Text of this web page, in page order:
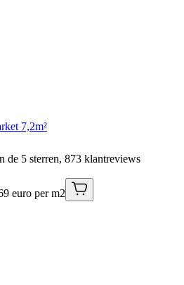
7,2m²
de 5 sterren, 873 klantreviews
euro per m2